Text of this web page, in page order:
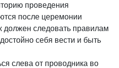
проведения
после церемонии
должен следовать правилам
себя вести и быть
слева от проводника во